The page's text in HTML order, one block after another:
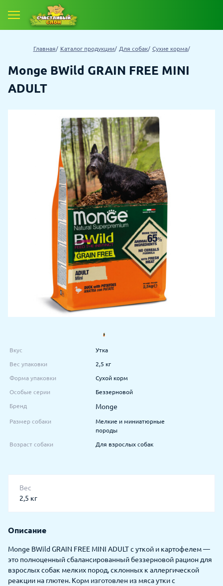
Главная Каталог продукции Для собак Сухие корма
Monge BWild GRAIN FREE MINI
ADULT
Вкус Утка
Вес упаковки 2,5 кг
Форма упаковки Сухой корм
Особые серии Беззерновой
Бренд Monge
Размер собаки
Мелкие и миниатюрные
породы
Возраст собаки Для взрослых собак
Вес
2,5 кг
Описание
Monge BWild GRAIN FREE MINI ADULT с уткой и картофелем —
это полноценный сбалансированный беззерновой рацион для
взрослых собак мелких пород, склонных к аллергической
реакции на глютен. Корм изготовлен из мяса утки с